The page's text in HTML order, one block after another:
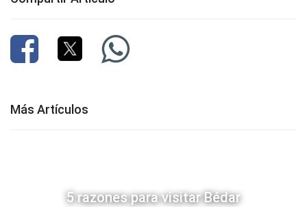
Más Artículos
5 razones para visitar Bédar